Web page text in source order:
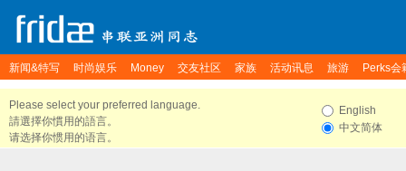
新闻&特写 时尚娱乐 Money 交友社区 家族 活动讯息 旅游 Perks会
Please select your preferred language.
請選擇你慣用的語言。
请选择你惯用的语言。
English
中文简体